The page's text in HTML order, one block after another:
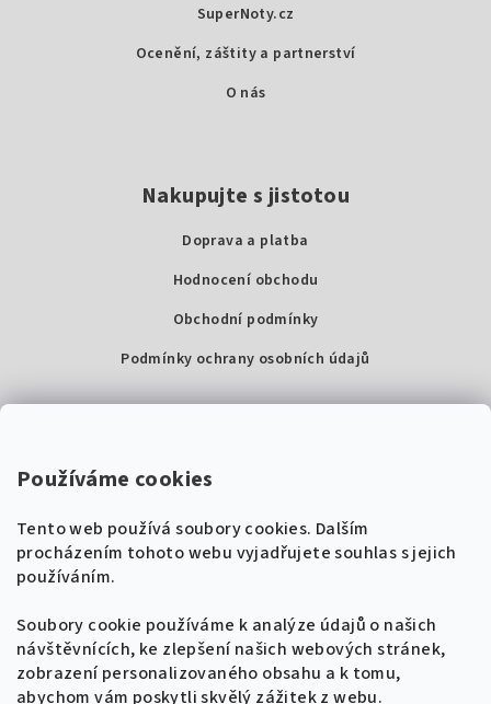
Používáme cookies
Tento web používá soubory cookies. Dalším
procházením tohoto webu vyjadřujete souhlas s jejich
používáním.
Soubory cookie používáme k analýze údajů o našich
návštěvnících, ke zlepšení našich webových stránek,
zobrazení personalizovaného obsahu a k tomu,
abychom vám poskytli skvělý zážitek z webu.
SuperNoty.cz
Ocenění, záštity a partnerství
O nás
Nakupujte s jistotou
Doprava a platba
Hodnocení obchodu
Obchodní podmínky
Podmínky ochrany osobních údajů
Super Noty, s.r.o.
IČ: 04568672
+420 604 485 792
info@supernoty.cz
V pracovních dnech od 8:00 do 17:00
🎸 Naladíme tě na nové zpěvníky!
Získej tipy, novinky a 10 % slevuna první
objednávku.